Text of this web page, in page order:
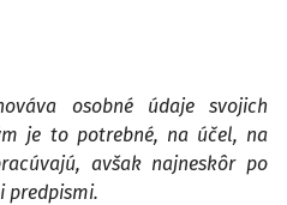
osobné údaje svojich
je to potrebné, na účel, na
avšak najneskôr po
predpismi.